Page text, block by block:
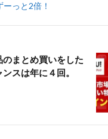
っと2倍！
のまとめ買いをした
スは年に４回。